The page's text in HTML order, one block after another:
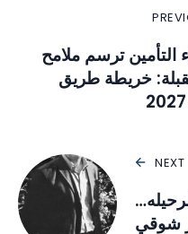
التأمين ترسم ملامح
خريطة طريق
شوقي